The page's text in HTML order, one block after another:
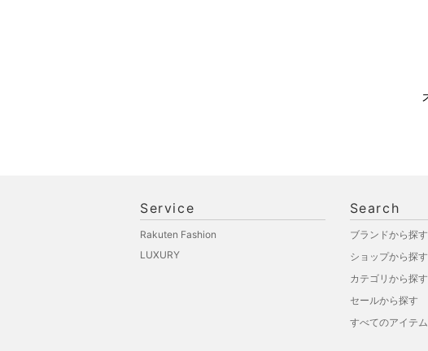
Service
Rakuten Fashion
LUXURY
Search
ブランドから探す
ショップから探す
カテゴリから探す
セールから探す
すべてのアイテム